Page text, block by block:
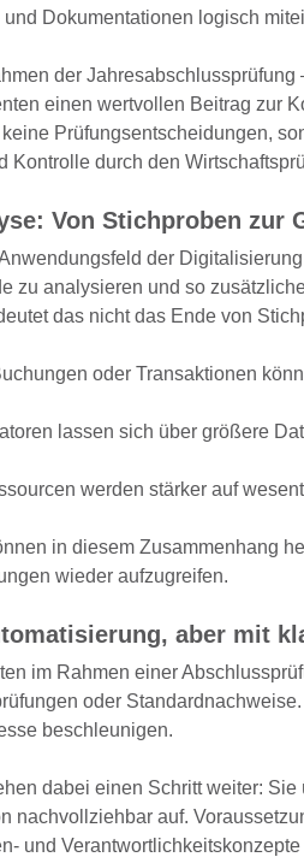
und Dokumentationen logisch
der
einen wertvollen Beitrag zur
Prüfungsentscheidungen,
Kontrolle durch den
Von Stichproben zur
der
zu analysieren und so
das nicht das Ende von
oder Transaktionen
lassen sich über größere
werden stärker auf
in diesem Zusammenhang
wieder aufzugreifen.
aber mit
im Rahmen einer
oder
beschleunigen.
dabei einen Schritt weiter:
nachvollziehbar auf.
und